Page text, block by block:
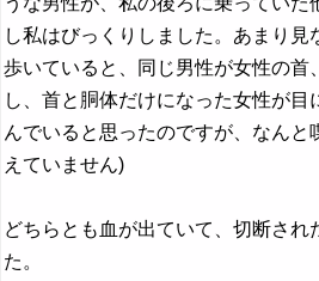
し私はびっくりしました。あまり見
歩いていると、同じ男性が女性の首
し、首と胴体だけになった女性が目
んでいると思ったのですが、なんと
えていません)
どちらとも血が出ていて、切断され
た。